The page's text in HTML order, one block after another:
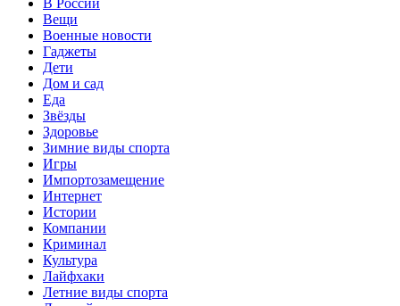
Вещи
Военные новости
Гаджеты
Дети
Дом и сад
Еда
Звёзды
Здоровье
Зимние виды спорта
Игры
Импортозамещение
Интернет
Истории
Компании
Криминал
Культура
Лайфхаки
Летние виды спорта